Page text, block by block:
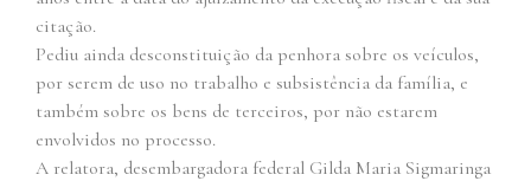
citação.
Pediu ainda desconstituição da penhora sobre os veículos,
por serem de uso no trabalho e subsistência da família, e
também sobre os bens de terceiros, por não estarem
envolvidos no processo.
A relatora, desembargadora federal Gilda Maria Sigmaringa